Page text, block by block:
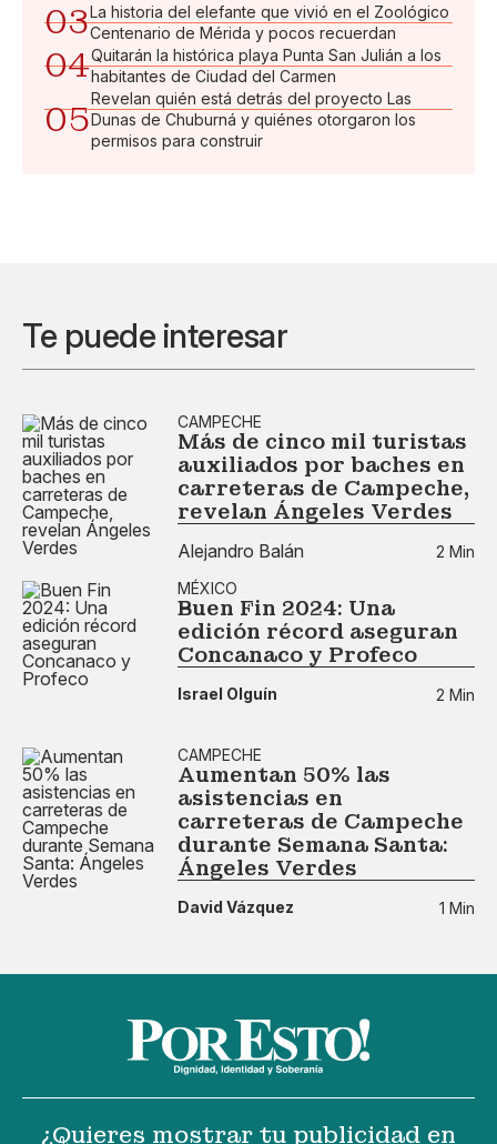
03La historia del elefante que vivió en el Zoológico
Centenario de Mérida y pocos recuerdan
04Quitarán la histórica playa Punta San Julián a los
habitantes de Ciudad del Carmen
05
Revelan quién está detrás del proyecto Las
Dunas de Chuburná y quiénes otorgaron los
permisos para construir
Te puede interesar
CAMPECHE
Más de cinco mil turistas
auxiliados por baches en
carreteras de Campeche,
revelan Ángeles Verdes
Alejandro Balán
2 Min
MÉXICO
Buen Fin 2024: Una
edición récord aseguran
Concanaco y Profeco
Israel Olguín 2 Min
CAMPECHE
Aumentan 50% las
asistencias en
carreteras de Campeche
durante Semana Santa:
Ángeles Verdes
David Vázquez 1 Min
¿Quieres mostrar tu publicidad en